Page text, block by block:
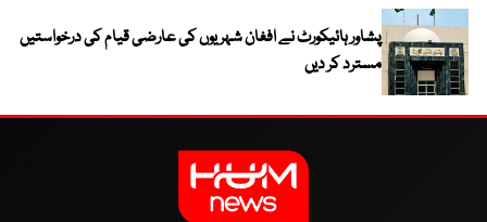
پشاور ہائیکورٹ نے افغان شہریوں کی عارضی قیام کی درخواستیں
مسترد کر دیں